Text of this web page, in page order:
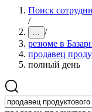
Поиск
/
... /
резюме в
продавец
полный день